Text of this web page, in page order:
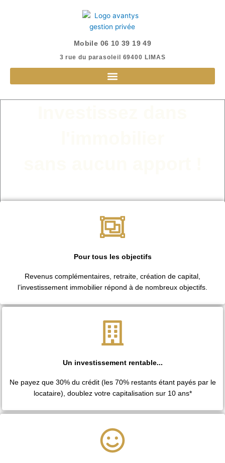
Mobile 06 10 39 19 49
3 rue du parasoleil 69400 LIMAS​
Pour tous les objectifs
Revenus complémentaires, retraite, création de capital,
l’investissement immobilier répond à de nombreux objectifs.
Un investissement rentable...
Ne payez que 30% du crédit (les 70% restants étant payés par le
locataire), doublez votre capitalisation sur 10 ans*